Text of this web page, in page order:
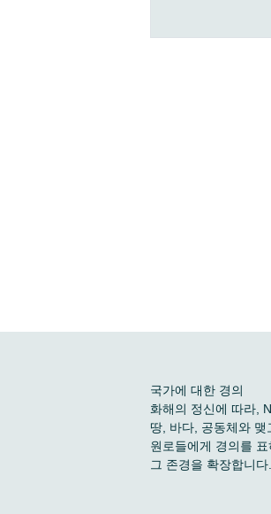
국가에 대한 경의
화해의 정신에 따라,
땅, 바다, 공동체와
원로들에게 경의를
그 존경을 확장합니다.